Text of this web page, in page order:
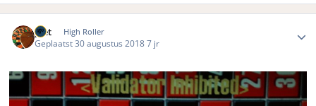
piet High Roller
Geplaatst 30 augustus 20187 jr